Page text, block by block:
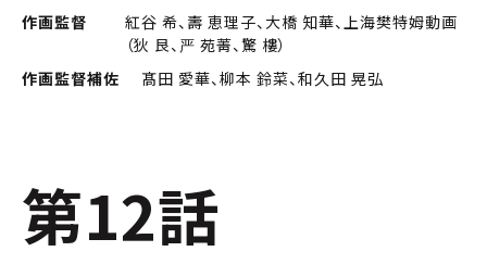
作画監督
紅谷 希、壽 恵理子、大橋 知華、上海樊特姆動画
（狄 艮、严 苑菁、驚 樓）
作画監督補佐
髙田 愛華、柳本 鈴菜、和久田 晃弘
第12話